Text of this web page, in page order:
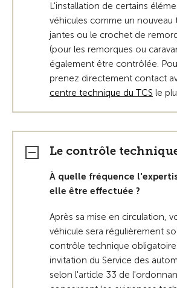
L'installation de certains
véhicules comme un nouveau
jantes ou le crochet de
(pour les remorques ou
également être contrôlée.
prenez directement contact
centre technique du TCS le
Le contrôle
À quelle fréquence
elle être effectuée ?
Après sa mise en circulation,
véhicule sera régulièrement
contrôle technique obligatoire
invitation du Service des
selon l'article 33 de